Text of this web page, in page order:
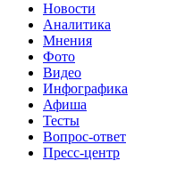
Новости
Аналитика
Мнения
Фото
Видео
Инфографика
Афиша
Тесты
Вопрос-ответ
Пресс-центр